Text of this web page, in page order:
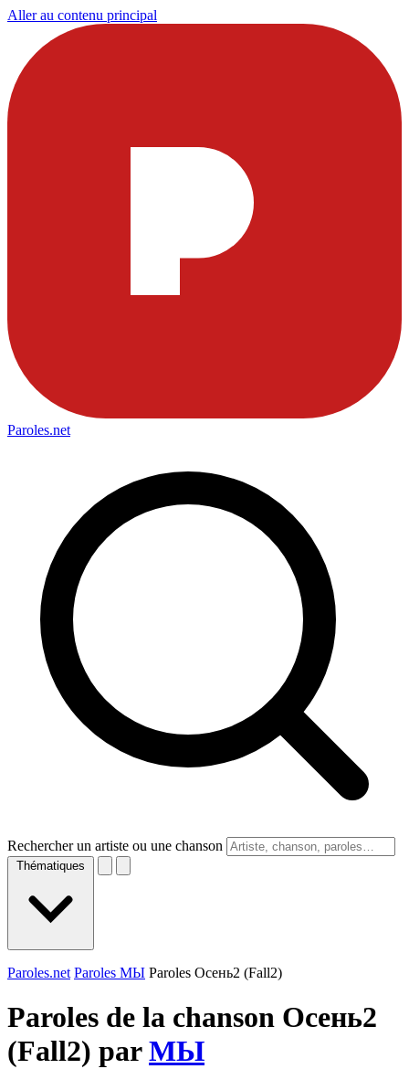
Aller au contenu principal
Paroles.net
Rechercher un artiste ou une chanson
Thématiques
Paroles.net Paroles МЫ Paroles Осень2 (Fall2)
Paroles de la chanson Осень2
(Fall2) parМЫ